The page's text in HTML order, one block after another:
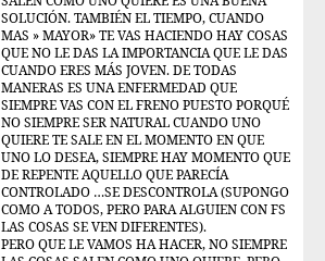
SOLUCIÓN. TAMBIÉN EL TIEMPO, CUANDO
MAS » MAYOR» TE VAS HACIENDO HAY COSAS
QUE NO LE DAS LA IMPORTANCIA QUE LE DAS
CUANDO ERES MÁS JOVEN. DE TODAS
MANERAS ES UNA ENFERMEDAD QUE
SIEMPRE VAS CON EL FRENO PUESTO PORQUÉ
NO SIEMPRE SER NATURAL CUANDO UNO
QUIERE TE SALE EN EL MOMENTO EN QUE
UNO LO DESEA, SIEMPRE HAY MOMENTO QUE
DE REPENTE AQUELLO QUE PARECÍA
CONTROLADO …SE DESCONTROLA (SUPONGO
COMO A TODOS, PERO PARA ALGUIEN CON FS
LAS COSAS SE VEN DIFERENTES).
PERO QUE LE VAMOS HA HACER, NO SIEMPRE